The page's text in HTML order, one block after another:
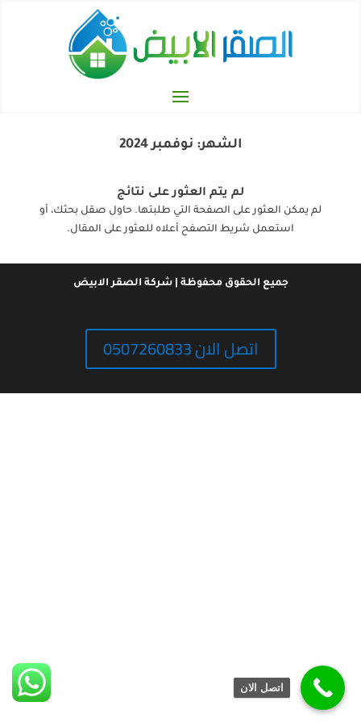
الشهر: نوفمبر 2024
لم يتم العثور على نتائج
لم يمكن العثور على الصفحة التي طلبتها. حاول صقل بحثك، أو
استعمل شريط التصفح أعلاه للعثور على المقال.
جميع الحقوق محفوظة | شركة الصقر الابيض
اتصل الان 0507260833
اتصل الان